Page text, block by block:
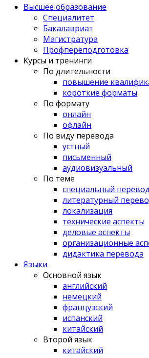
Высшее образование
Специалитет
Бакалавриат
Магистратура
Профпереподготовка
Курсы и тренинги
По длительности
повышение
короткие форматы
По формату
онлайн
офлайн
По виду перевода
устный
письменный
аудиовизуальный
По теме
специальный перевод
литературный
локализация
технические аспекты
деловые аспекты
организационные
дидактика перевода
Языки
Основной язык
английский
немецкий
французский
испанский
китайский
Второй язык
китайский